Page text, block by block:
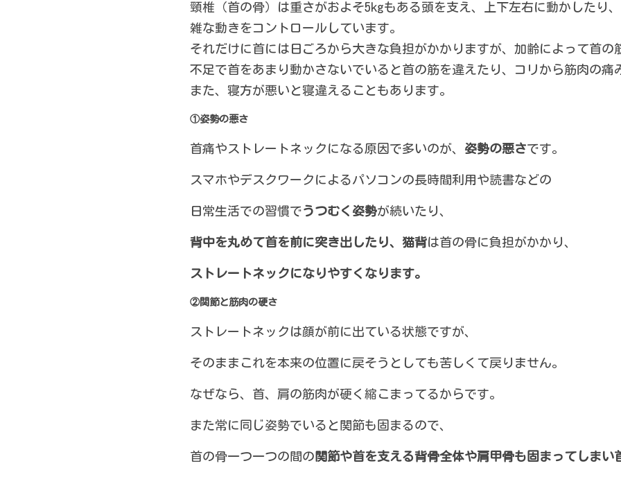
頸椎（首の骨）は重さがおよそ5kgもある頭を支え、上下左右に動かしたり
雑な動きをコントロールしています。
それだけに首には日ごろから大きな負担がかかりますが、加齢によって首の
不足で首をあまり動かさないでいると首の筋を違えたり、コリから筋肉の痛
また、寝方が悪いと寝違えることもあります。
①姿勢の悪さ
首痛やストレートネックになる原因で多いのが、 姿勢の悪さです。
スマホやデスクワークによるパソコンの長時間利用や読書などの
日常生活での習慣でうつむく姿勢が続いたり、
背中を丸めて首を前に突き出したり、猫背は首の骨に負担がかかり、
ストレートネックになりやすくなります。
②関節と筋肉の硬さ
ストレートネックは顔が前に出ている状態ですが、
そのままこれを本来の位置に戻そうとしても苦しくて戻りません。
なぜなら、首、肩の筋肉が硬く縮こまってるからです。
また常に同じ姿勢でいると関節も固まるので、
首の骨一つ一つの間の 関節や首を支える背骨全体や肩甲骨も固まってしまい